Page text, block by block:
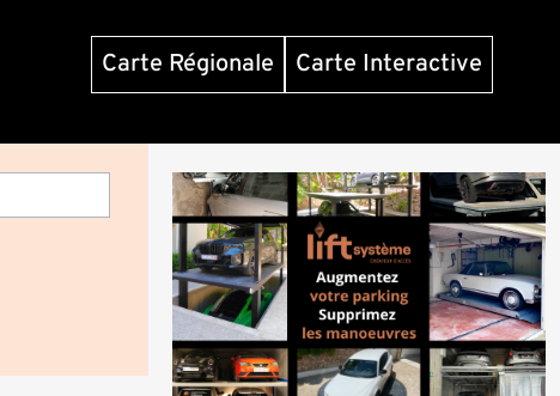
Carte Régionale Carte Interactive